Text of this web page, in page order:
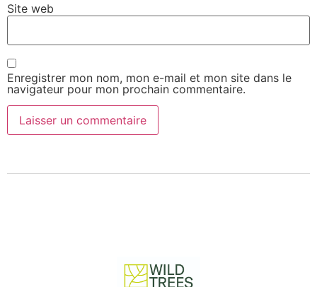
Site web
Enregistrer mon nom, mon e-mail et mon site dans le
navigateur pour mon prochain commentaire.